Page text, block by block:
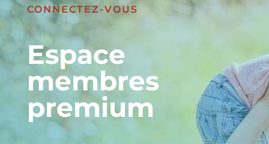
CONNECTEZ-VOUS
Espace
membres
premium